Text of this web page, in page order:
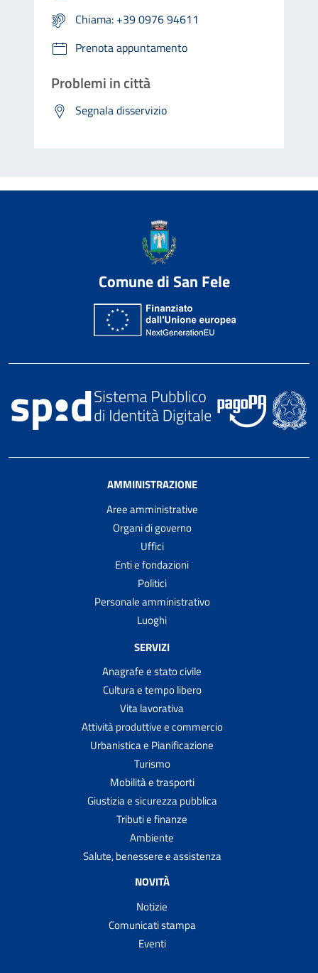
Chiama: +39 0976 94611
Prenota appuntamento
Problemi in città
Segnala disservizio
Comune di San Fele
AMMINISTRAZIONE
Aree amministrative
Organi di governo
Uffici
Enti e fondazioni
Politici
Personale amministrativo
Luoghi
SERVIZI
Anagrafe e stato civile
Cultura e tempo libero
Vita lavorativa
Attività produttive e commercio
Urbanistica e Pianificazione
Turismo
Mobilità e trasporti
Giustizia e sicurezza pubblica
Tributi e finanze
Ambiente
Salute, benessere e assistenza
NOVITÀ
Notizie
Comunicati stampa
Eventi